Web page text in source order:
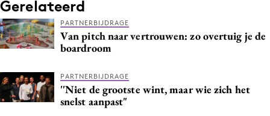
Digital transformation
Diversiteit
Effectiviteit
Influencer marketing
Interne communicatie
Gerelateerd
PARTNERBIJDRAGE
Van pitch naar vertrouwen: zo overtuig je de
boardroom
PARTNERBIJDRAGE
''Niet de grootste wint, maar wie zich het
snelst aanpast"